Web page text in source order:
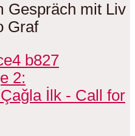
Gespräch mit Liv
Graf